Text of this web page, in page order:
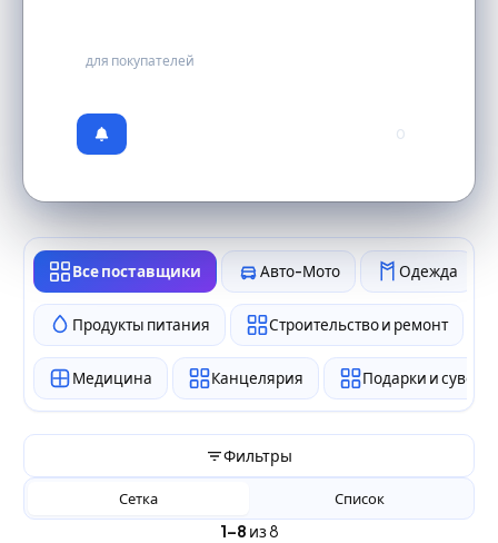
для покупателей
0
Все поставщики Авто-Мото Одежда
Продукты питания Строительство и ремонт
Медицина Канцелярия Подарки и
Фильтры
1–8 из 8
Сетка Список